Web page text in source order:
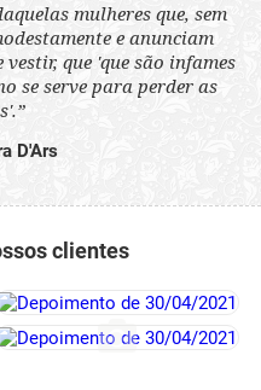
mulheres que, sem
e anunciam
que 'que são infames
se serve para perder as
D'Ars
clientes